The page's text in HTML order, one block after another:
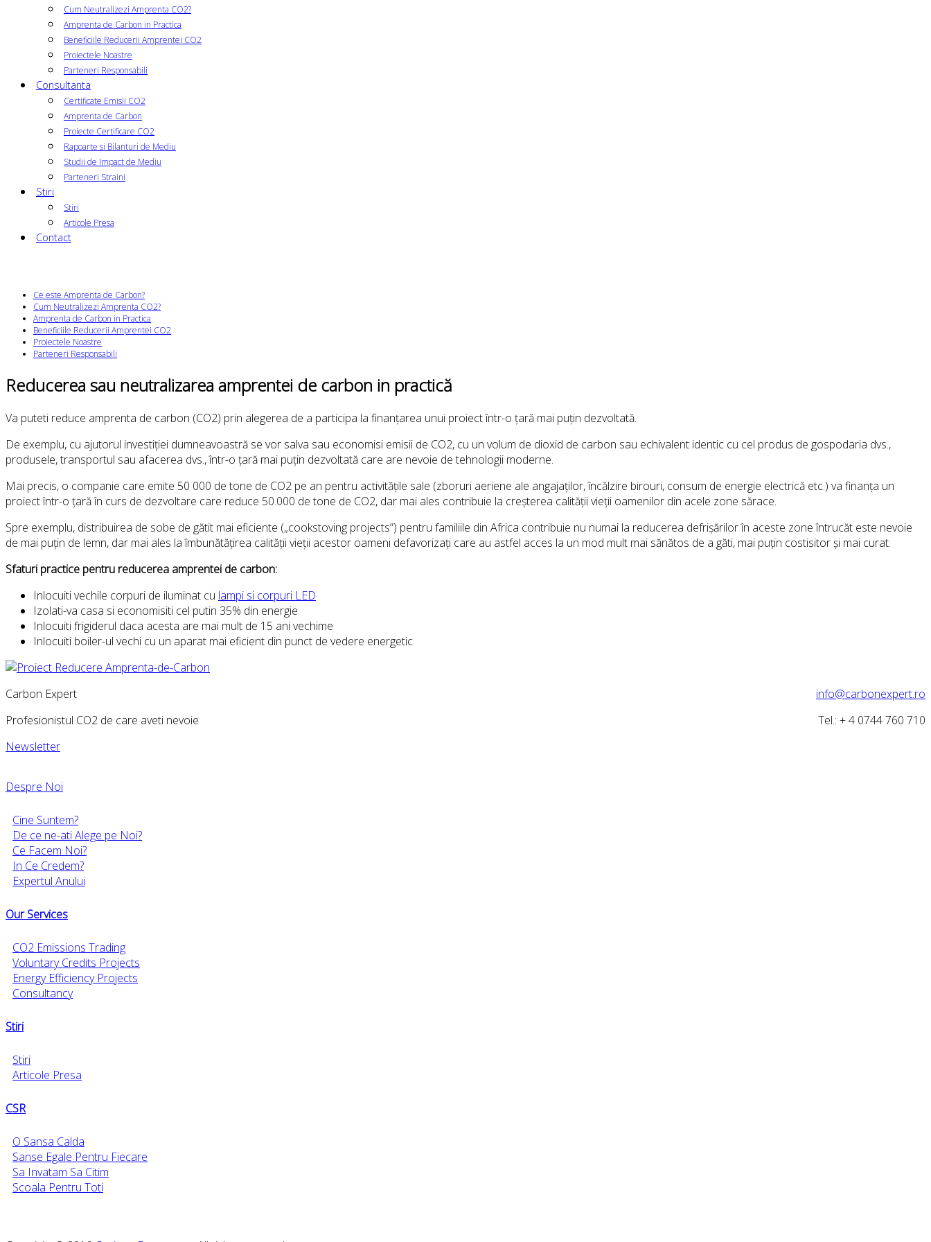
Cum Neutralizezi Amprenta CO2?
Amprenta de Carbon in Practica
Beneficiile Reducerii Amprentei CO2
Proiectele Noastre
Parteneri Responsabili
Consultanta
Certificate Emisii CO2
Amprenta de Carbon
Proiecte Certificare CO2
Rapoarte si Bilanturi de Mediu
Studii de Impact de Mediu
Parteneri Straini
Stiri
Stiri
Articole Presa
Contact
Ce este Amprenta de Carbon?
Cum Neutralizezi Amprenta CO2?
Amprenta de Carbon in Practica
Beneficiile Reducerii Amprentei CO2
Proiectele Noastre
Parteneri Responsabili
Reducerea sau neutralizarea amprentei de carbon in practică
Va puteti reduce amprenta de carbon (CO2) prin alegerea de a participa la finanțarea unui proiect într-o țară mai puțin dezvoltată.
De exemplu, cu ajutorul investiției dumneavoastră se vor salva sau economisi emisii de CO2, cu un volum de dioxid de carbon sau echivalent identic cu cel produs de gospodaria dvs.,
produsele, transportul sau afacerea dvs., într-o țară mai puțin dezvoltată care are nevoie de tehnologii moderne.
Mai precis, o companie care emite 50 000 de tone de CO2 pe an pentru activitățile sale (zboruri aeriene ale angajaților, încălzire birouri, consum de energie electrică etc.) va finanța un
proiect într-o țară în curs de dezvoltare care reduce 50.000 de tone de CO2, dar mai ales contribuie la creșterea calității vieții oamenilor din acele zone sărace.
Spre exemplu, distribuirea de sobe de gătit mai eficiente („cookstoving projects”) pentru familiile din Africa contribuie nu numai la reducerea defrișărilor în aceste zone întrucăt este nevoie
de mai puțin de lemn, dar mai ales la îmbunătățirea calității vieții acestor oameni defavorizați care au astfel acces la un mod mult mai sănătos de a găti, mai puțin costisitor și mai curat.
Sfaturi practice pentru reducerea amprentei de carbon:
Inlocuiti vechile corpuri de iluminat cu lampi si corpuri LED
Izolati-va casa si economisiti cel putin 35% din energie
Inlocuiti frigiderul daca acesta are mai mult de 15 ani vechime
Inlocuiti boiler-ul vechi cu un aparat mai eficient din punct de vedere energetic
Carbon Expert
info@carbonexpert.ro
Profesionistul CO2 de care aveti nevoie
Tel.: + 4 0744 760 710
Newsletter
Despre Noi
Cine Suntem?
De ce ne-ati Alege pe Noi?
Ce Facem Noi?
In Ce Credem?
Expertul Anului
Our Services
CO2 Emissions Trading
Voluntary Credits Projects
Energy Efficiency Projects
Consultancy
Stiri
Stiri
Articole Presa
CSR
O Sansa Calda
Sanse Egale Pentru Fiecare
Sa Invatam Sa Citim
Scoala Pentru Toti